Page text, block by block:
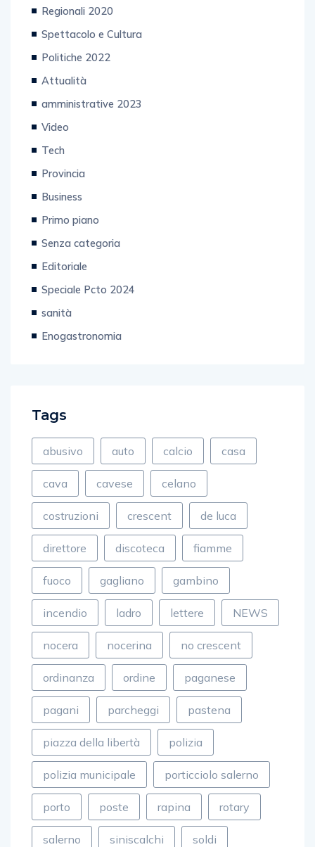
Regionali 2020
Spettacolo e Cultura
Politiche 2022
Attualità
amministrative 2023
Video
Tech
Provincia
Business
Primo piano
Senza categoria
Editoriale
Speciale Pcto 2024
sanità
Enogastronomia
Tags
abusivo auto calcio casa
cava cavese celano
costruzioni crescent de luca
direttore discoteca fiamme
fuoco gagliano gambino
incendio ladro lettere NEWS
nocera nocerina no crescent
ordinanza ordine paganese
pagani parcheggi pastena
piazza della libertà polizia
polizia municipale porticciolo salerno
porto poste rapina rotary
salerno siniscalchi soldi